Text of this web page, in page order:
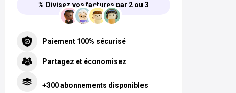
% Divisez vos factures par 2 ou 3
Paiement 100% sécurisé
Partagez et économisez
+300 abonnements disponibles